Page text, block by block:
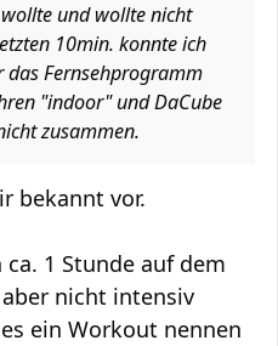
und wollte nicht
10min. konnte ich
Fernsehprogramm
"indoor" und DaCube
zusammen.
bekannt vor.
1 Stunde auf dem
nicht intensiv
ein Workout nennen